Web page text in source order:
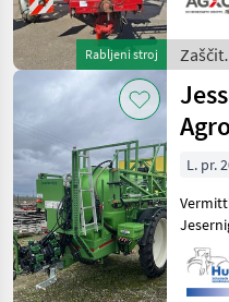
Rabljeni stroj
Spot
mit
Fach
Hardi
L. pr.